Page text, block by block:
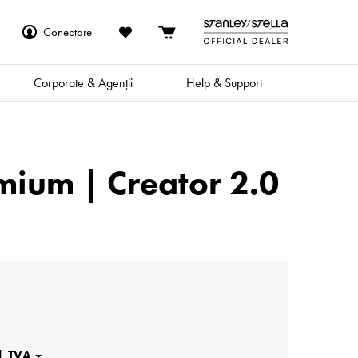
Conectare
Corporate & Agenții Help & Support
| Creator 2.0